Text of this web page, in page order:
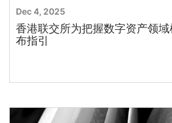
香港联交所为把握数字资产领
布指引
Dec 4, 2025